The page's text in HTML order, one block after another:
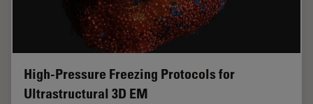
High-Pressure Freezing Protocols for
Ultrastructural 3D EM